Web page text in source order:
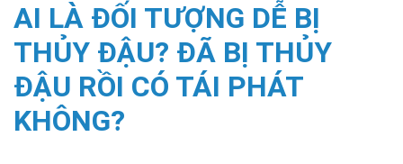
AI LÀ ĐỐI TƯỢNG DỄ BỊ
THỦY ĐẬU? ĐÃ BỊ THỦY
ĐẬU RỒI CÓ TÁI PHÁT
KHÔNG?